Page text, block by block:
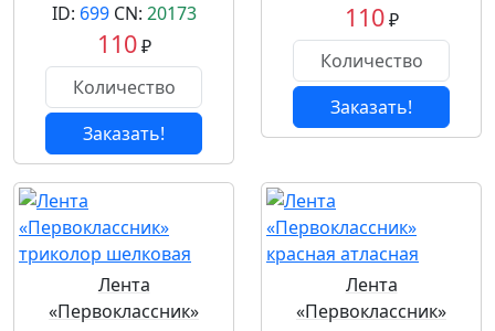
ID: 699CN: 20173
110₽
Заказать!
110₽
Заказать!
Лента
«Первоклассник»
Лента
«Первоклассник»